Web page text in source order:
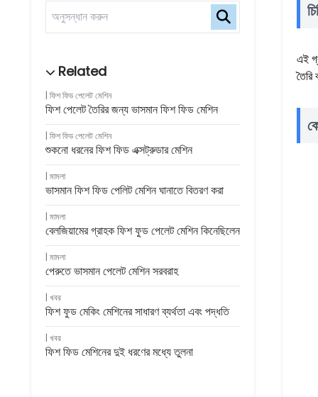
ফিশ ফিড পেলেট মেশিন
ফিশ পেলেট তৈরির জন্য ভাসমান ফিশ ফিড মেশিন
ফিশ ফিড পেলেট মেশিন
শুকনো ধরনের ফিশ ফিড এক্সট্রুডার মেশিন
মামলা
ভাসমান ফিশ ফিড পেলিট মেশিন ঘানাতে বিতরণ করা
মামলা
বেলজিয়ামের গ্রাহক ফিশ ফুড পেলেট মেশিন কিনেছিলেন
মামলা
পেরুতে ভাসমান পেলেট মেশিন সরবরাহ
খবর
ফিশ ফুড মেকিং মেশিনের সাধারণ ব্যর্থতা এবং পদ্ধতি
খবর
ফিশ ফিড মেশিনের দুই ধরণের মধ্যে তুলনা
এই